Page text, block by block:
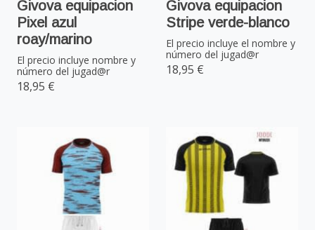
Givova equipacion
Pixel azul
roay/marino
El precio incluye nombre y
número del jugad@r
18,95 €
Givova equipacion
Stripe verde-blanco
El precio incluye el nombre y
número del jugad@r
18,95 €